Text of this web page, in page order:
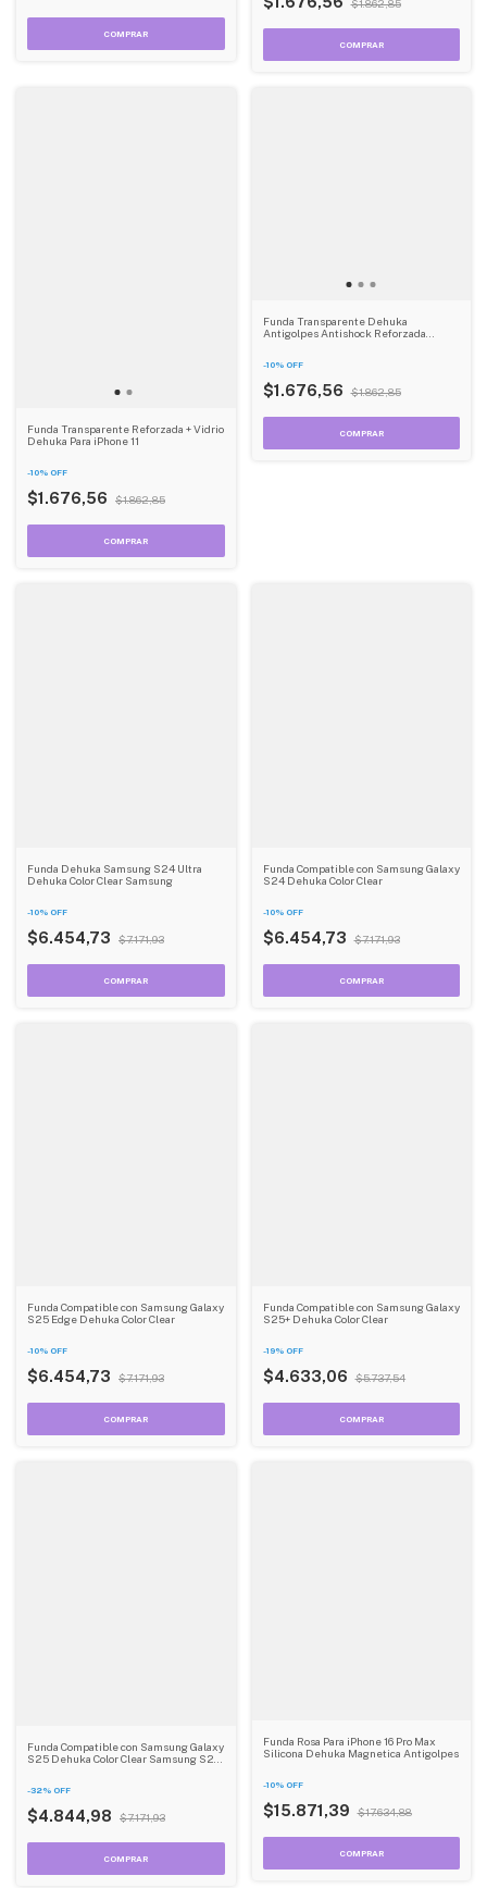
$1.862,85
Funda Transparente Reforzada + Vidrio
Dehuka Para iPhone 11
-10% OFF
$1.676,56 $1.862,85
Funda Transparente Dehuka
Antigolpes Antishock Reforzada
-10% OFF
$1.676,56 $1.862,85
Funda Dehuka Samsung S24 Ultra
Dehuka Color Clear Samsung
-10% OFF
$6.454,73 $7.171,93
Funda Compatible con Samsung Galaxy
S24 Dehuka Color Clear
-10% OFF
$6.454,73 $7.171,93
Funda Compatible con Samsung Galaxy
S25 Edge Dehuka Color Clear
-10% OFF
$6.454,73 $7.171,93
Funda Compatible con Samsung Galaxy
S25+ Dehuka Color Clear
-19% OFF
$4.633,06 $5.737,54
Funda Compatible con Samsung Galaxy
S25 Dehuka Color Clear Samsung S24
-32% OFF
$4.844,98 $7.171,93
Funda Rosa Para iPhone 16 Pro Max
Silicona Dehuka Magnetica Antigolpes
-10% OFF
$15.871,39 $17.634,88